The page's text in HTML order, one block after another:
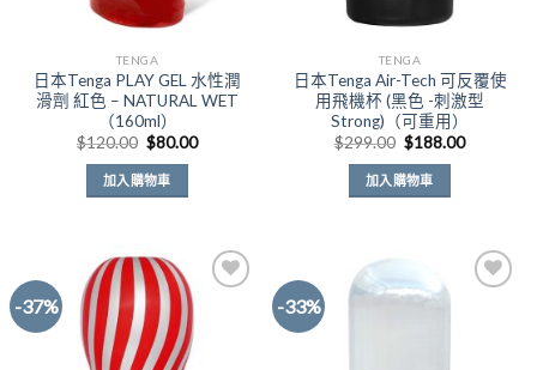
TENGA
日本Tenga PLAY GEL 水性潤
滑劑 紅色 – NATURAL WET
（160ml）
$120.00 原
始
價
格：
$120.00。
$80.00目
加入購物車
TENGA
日本Tenga Air-Tech 可反覆使
用飛機杯 (黑色 -刺激型
Strong)（可重用）
$299.00 原
始
價
格：
$299.00。
$188.00目
加入購物車
-37% -33%